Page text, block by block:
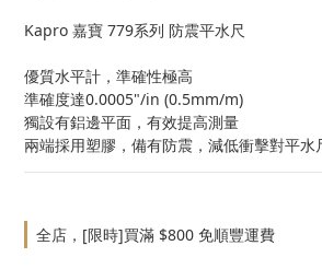
Kapro 嘉寶 779系列 防震平水尺
優質水平計，準確性極高
準確度達0.0005"/in (0.5mm/m)
獨設有鋁邊平面，有效提高測量
兩端採用塑膠，備有防震，減低衝擊對平水
全店，[限時]買滿 $800 免順豐運費